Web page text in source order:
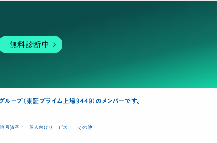
無料診断中
暗号資産 個人向けサービス その他